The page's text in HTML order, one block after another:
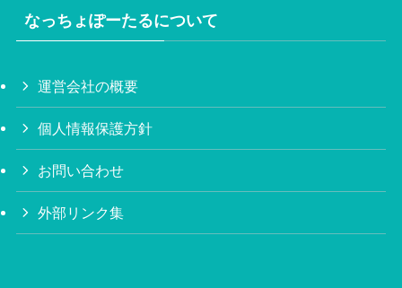
なっちょぽーたるについて
運営会社の概要
個人情報保護方針
お問い合わせ
外部リンク集